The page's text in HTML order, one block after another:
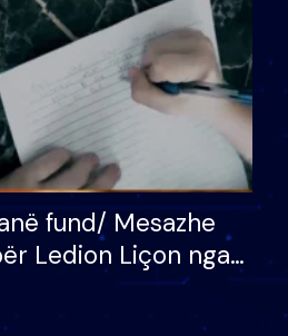
fund/ Mesazhe
Ledion Liçon nga
e tij, moderatori
Nuk meritoj…